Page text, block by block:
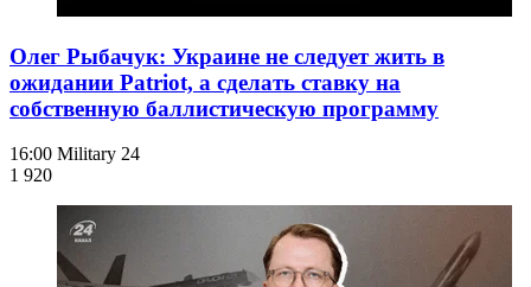
Олег Рыбачук: Украине не следует жить в
ожидании Patriot, а сделать ставку на
собственную баллистическую программу
16:00 Military 24
1 920